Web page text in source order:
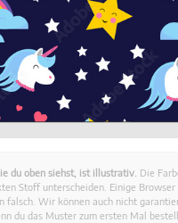
du oben siehst, ist illustrativ. Die
Stoff unterscheiden. Einige
falsch. Wir können auch nicht
du das Muster zum ersten Mal